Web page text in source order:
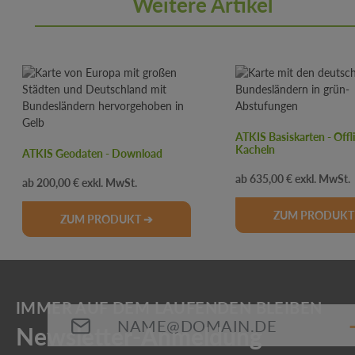
Produktgalerie überspringen
ATKIS Geodaten - Download
Regulärer Preis:
200,00 €
ZUM PRODUKT ➔
ATKIS Basiskarten -
Kacheln
Regulärer Preis:
635,00 €
ZUM
E-Mail-Adresse*